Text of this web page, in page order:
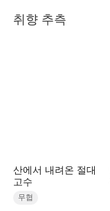
취향 추측
산에서 내려온 절대
고수
무협